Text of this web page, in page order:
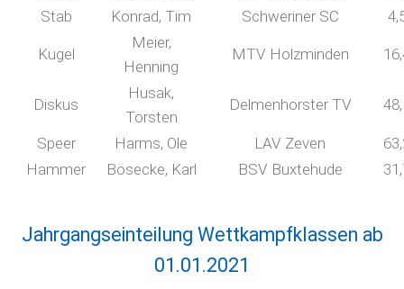
Stab
Konrad, Tim Schweriner SC
Kugel
Meier,
Henning
MTV Holzminden
Diskus
Husak,
Torsten
Delmenhorster TV
Speer Harms, Ole LAV Zeven
Hammer
Bösecke, Karl BSV Buxtehude
Jahrgangseinteilung Wettkampfklassen ab
01.01.2021